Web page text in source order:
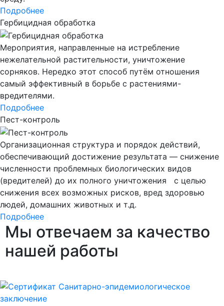
Подробнее
Гербицидная обработка
Мероприятия, направленные на истребление
нежелательной растительности, уничтожение
сорняков. Нередко этот способ путём отношения
самый эффективный в борьбе с растениями-
вредителями.
Подробнее
Пест-контроль
Организационная структура и порядок действий,
обеспечивающий достижение результата — снижение
численности проблемных биологических видов
(вредителей) до их полного уничтожения с целью
снижения всех возможных рисков, вред здоровью
людей, домашних животных и т.д.
Подробнее
Мы отвечаем за качество
нашей работы